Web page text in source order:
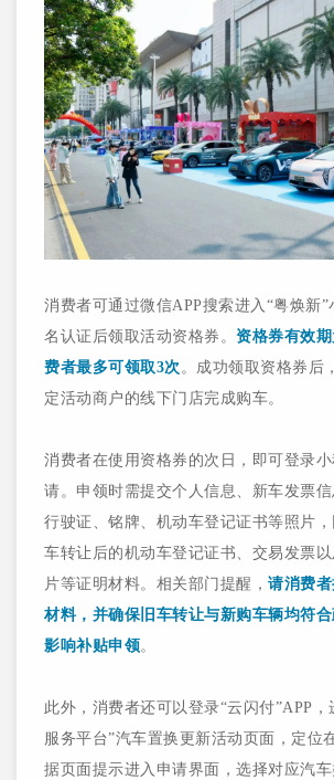
消费者可通过微信APP搜索进入“粤焕新”
名认证后领取活动资格券。 资格券有效
费者最多可领取3次 。成功领取资格券后
定活动商户的线下门店完成购车。
消费者在使用资格券的次日，即可登录
请。申领时需提交个人信息、新车发票
行驶证、铭牌、机动车登记证书等照片
车转让后的机动车登记证书、交易发票
片等证明材料。相关部门提醒， 请消费
材料，并确保旧车转让与新购车辆均符
影响补贴申领。
此外，消费者还可以登录“云闪付”APP
服务平台”汽车置换更新活动页面，定位
据页面提示进入申请界面，选择对应汽